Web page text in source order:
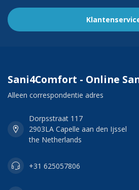
Sani4Comfort - Online
Alleen correspondentie adres
Dorpsstraat 117
2903LA Capelle aan den Ijssel
the Netherlands
+31 625057806